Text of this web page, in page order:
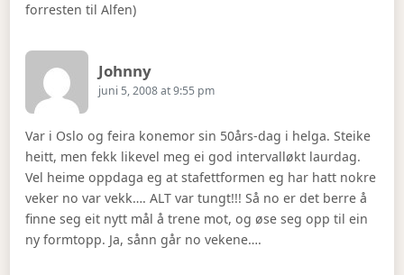
forresten til Alfen)
JohnnySays:
juni 5, 2008 at 9:55 pm
Var i Oslo og feira konemor sin 50års-dag i helga. Steike
heitt, men fekk likevel meg ei god intervalløkt laurdag.
Vel heime oppdaga eg at stafettformen eg har hatt nokre
veker no var vekk…. ALT var tungt!!! Så no er det berre å
finne seg eit nytt mål å trene mot, og øse seg opp til ein
ny formtopp. Ja, sånn går no vekene….